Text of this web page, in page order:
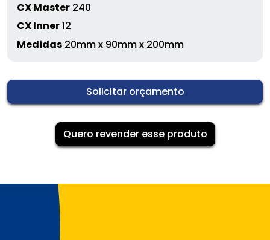
CX Master 240
CX Inner12
Medidas 20mm x 90mm x 200mm
Solicitar orçamento
Quero revender esse produto